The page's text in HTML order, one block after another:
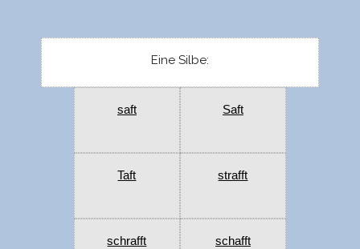
Eine Silbe:
saft Saft
Taft strafft
schrafft schafft